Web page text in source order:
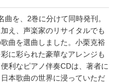
を、2巻に分けて同時発刊。
え、声楽家のリサイタルでも
曲を選曲しました。小栗克裕
に彩られた豪華なアレンジも
利なピアノ伴奏CDは、著者に
本歌曲の世界に浸っていただ